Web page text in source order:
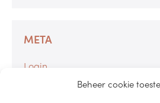
Beheer cookie
META
Login
Berichten feed